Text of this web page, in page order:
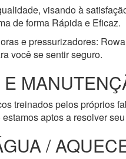
visando à
de forma Rápida e Eficaz.
e pressurizadores:
você se sentir seguro.
treinados pelos próprios
aptos a resolver
/